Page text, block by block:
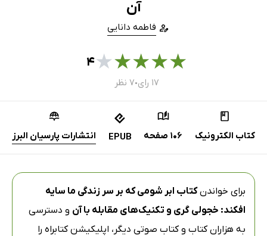
آن
فاطمه ﺩﺍنایی
★
★
★
★
★۴
۱۷ رای ● ۷ نظر
کتاب الکترونیک 106 صفحه EPUB انتشارات پارسیان البرز
برای خواندنکتاب ابر شومی که بر سر زندگی ما سایه
افکند: خجولی گری و تکنیک‌های مقابله با آن و دسترسی
به هزاران کتاب و کتاب صوتی دیگر، اپلیکیشن کتابراه را